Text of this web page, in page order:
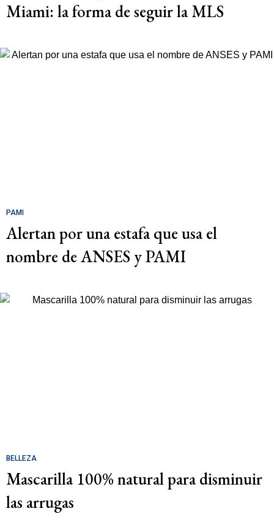
Miami: la forma de seguir la MLS
PAMI
Alertan por una estafa que usa el
nombre de ANSES y PAMI
BELLEZA
Mascarilla 100% natural para disminuir
las arrugas